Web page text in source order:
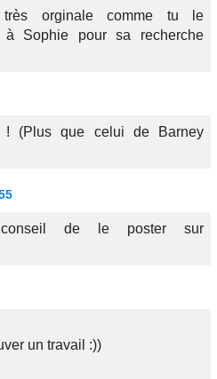
très orginale comme tu le
à Sophie pour sa recherche
! (Plus que celui de Barney
de le poster sur
un travail :))